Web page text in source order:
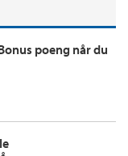
poeng når du